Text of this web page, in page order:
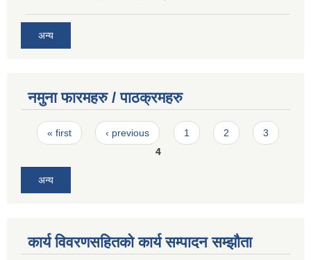
अन्य
नमुना फारमहरु / पाठक्रमहरु
Pages
« first ‹ previous 1 2
3
4
अन्य
कार्य विवरणसहितको कार्य सम्पादन सम्झौता